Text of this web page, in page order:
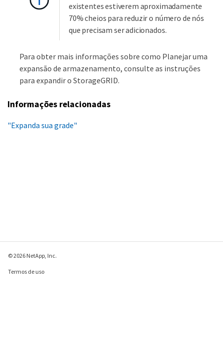
existentes estiverem aproximadamente
70% cheios para reduzir o número de nós
que precisam ser adicionados.
Para obter mais informações sobre como Planejar uma
expansão de armazenamento, consulte as instruções
para expandir o StorageGRID.
Informações relacionadas
"Expanda sua grade"
© 2026 NetApp, Inc.
Termos de uso